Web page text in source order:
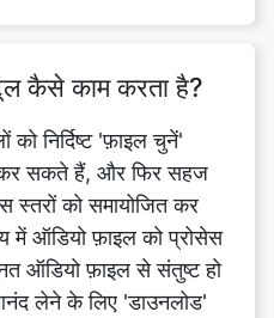
कर सकते हैं, और फिर सहज
स्तरों को समायोजित कर
ऑडियो फ़ाइल को प्रोसेस
ऑडियो फ़ाइल से संतुष्ट हो
लेने के लिए 'डाउनलोड'